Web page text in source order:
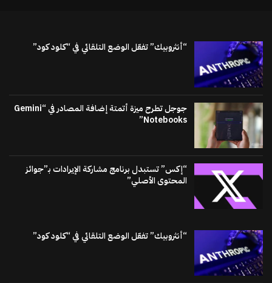
“أنثروبيك” تفعّل الوضع التلقائي في “كلود كود”
جوجل تطرح ميزة أتمتة إضافة المصادر في “Gemini
Notebooks”
“إكس” تستبدل برنامج مشاركة الإيرادات بـ”جوائز
المحتوى الأصلي”
“أنثروبيك” تفعّل الوضع التلقائي في “كلود كود”